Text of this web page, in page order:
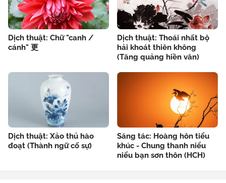
Dịch thuật: Chữ "canh /
cánh" 更
Dịch thuật: Thoái nhất bộ
hải khoát thiên không
(Tăng quảng hiền văn)
Dịch thuật: Xảo thủ hào
đoạt (Thành ngữ cố sự)
Sáng tác: Hoàng hôn tiểu
khúc - Chung thanh niểu
niểu bạn sơn thôn (HCH)